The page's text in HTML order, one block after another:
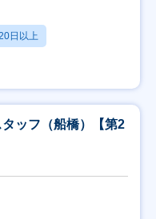
日以上
ッフ（船橋）【第2